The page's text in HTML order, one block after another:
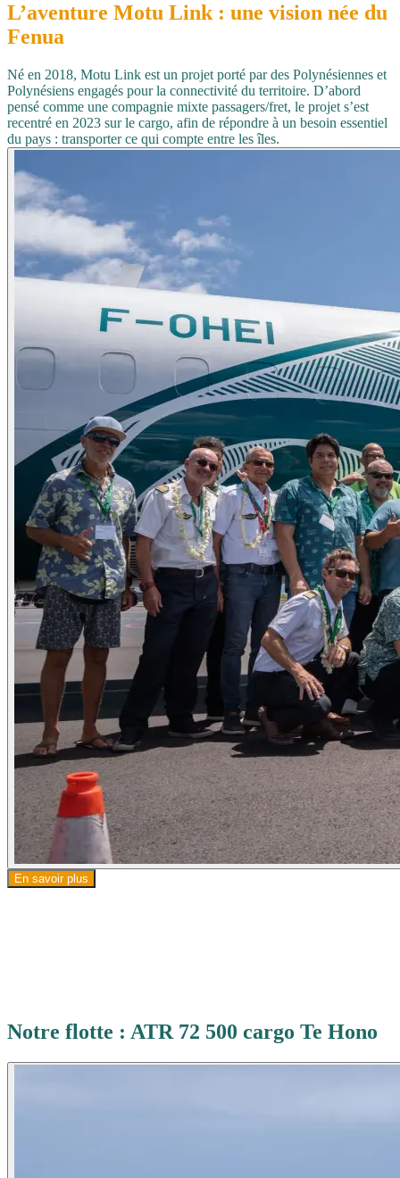
L’aventure Motu Link: une vision née du
Fenua
Né en 2018, Motu Link est un projet porté par des Polynésiennes et
Polynésiens engagés pour la connectivité du territoire. D’abord
pensé comme une compagnie mixte passagers/fret, le projet s’est
recentré en 2023 sur le cargo, afin de répondre à un besoin essentiel
du pays : transporter ce qui compte entre les îles.
En savoir plus
Notre flotte : ATR 72 500 cargo Te Hono